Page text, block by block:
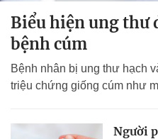
Biểu hiện ung thư
bệnh cúm
Bệnh nhân bị ung thư hạch
triệu chứng giống cúm như
Người